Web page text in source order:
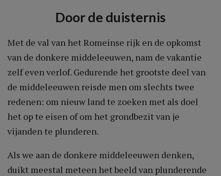
Door de duisternis
Met de val van het Romeinse rijk en de opkomst
van de donkere middeleeuwen, nam de vakantie
zelf even verlof. Gedurende het grootste deel van
de middeleeuwen reisde men om slechts twee
redenen: om nieuw land te zoeken met als doel
het op te eisen of om het grondbezit van je
vijanden te plunderen.
Als we aan de donkere middeleeuwen denken,
duikt meestal meteen het beeld van plunderende